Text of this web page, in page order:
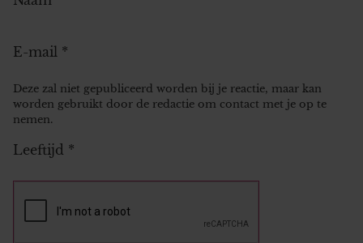
E-mail *
Deze zal niet gepubliceerd worden bij je reactie, maar kan
worden gebruikt door de redactie om contact met je op te
nemen.
Leeftijd *